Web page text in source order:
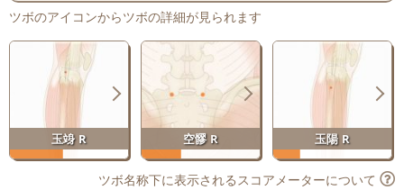
ツボのアイコンからツボの詳細が見られます
玉竧 R 空髎 R 玉陽 R
ツボ名称下に表示されるスコアメーターについて